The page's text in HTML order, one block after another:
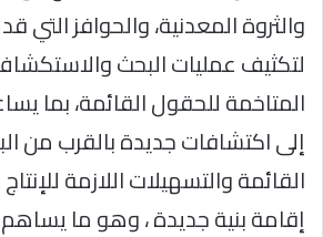
والثروة المعدنية، والحوافز التي
لتكثيف عمليات البحث
المتاخمة للحقول القائمة، بما
إلى اكتشافات جديدة بالقرب من
القائمة والتسهيلات اللازمة
إقامة بنية جديدة ، وهو ما